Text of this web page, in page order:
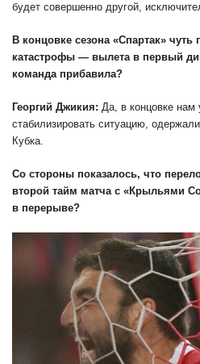
будет совершенно другой,
В концовке сезона «Спартак»
катастрофы — вылета в первый
команда прибавила?
Георгий Джикия: Да, в концовке нам
стабилизировать ситуацию,
Кубка.
Со стороны показалось, что
второй тайм матча с «Крыльями
в перерыве?